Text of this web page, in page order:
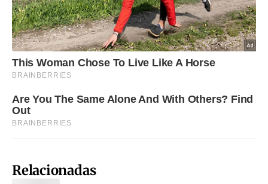
Relacionadas